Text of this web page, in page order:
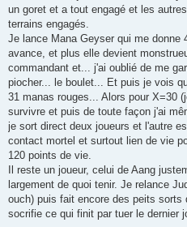
un goret et a tout engagé et les
terrains engagés.
Je lance Mana Geyser qui me donne
avance, et plus elle devient
commandant et... j'ai oublié de me
piocher... le boulet... Et puis je vois
31 manas rouges... Alors pour X=30
survivre et puis de toute façon j'ai
je sort direct deux joueurs et l'autre
contact mortel et surtout lien de vie
120 points de vie.
Il reste un joueur, celui de Aang
largement de quoi tenir. Je relance
ouch) puis fait encore des peits
socrifie ce qui finit par tuer le dernier